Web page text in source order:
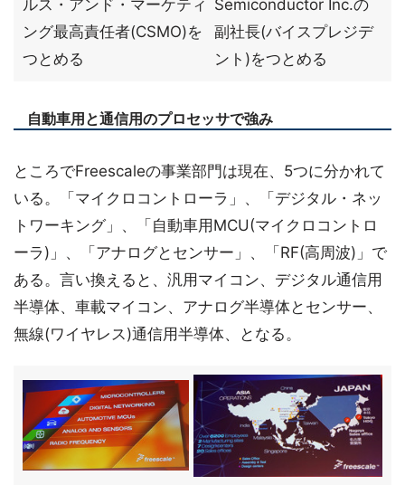
ルス・アンド・マーケティ
ング最高責任者(CSMO)を
つとめる
Semiconductor Inc.の
副社長(バイスプレジデ
ント)をつとめる
自動車用と通信用のプロセッサで強み
ところでFreescaleの事業部門は現在、5つに分かれて
いる。「マイクロコントローラ」、「デジタル・ネッ
トワーキング」、「自動車用MCU(マイクロコントロ
ーラ)」、「アナログとセンサー」、「RF(高周波)」で
ある。言い換えると、汎用マイコン、デジタル通信用
半導体、車載マイコン、アナログ半導体とセンサー、
無線(ワイヤレス)通信用半導体、となる。